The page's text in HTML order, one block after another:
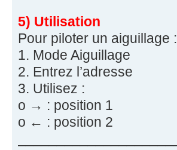
5) Utilisation
Pour piloter un aiguillage :
1. Mode Aiguillage
2. Entrez l’adresse
3. Utilisez :
o → : position 1
o ← : position 2